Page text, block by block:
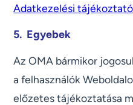
Adatkezelési tájékoztató
5. Egyebek
Az OMA bármikor
a felhasználók
előzetes tájékoztatása